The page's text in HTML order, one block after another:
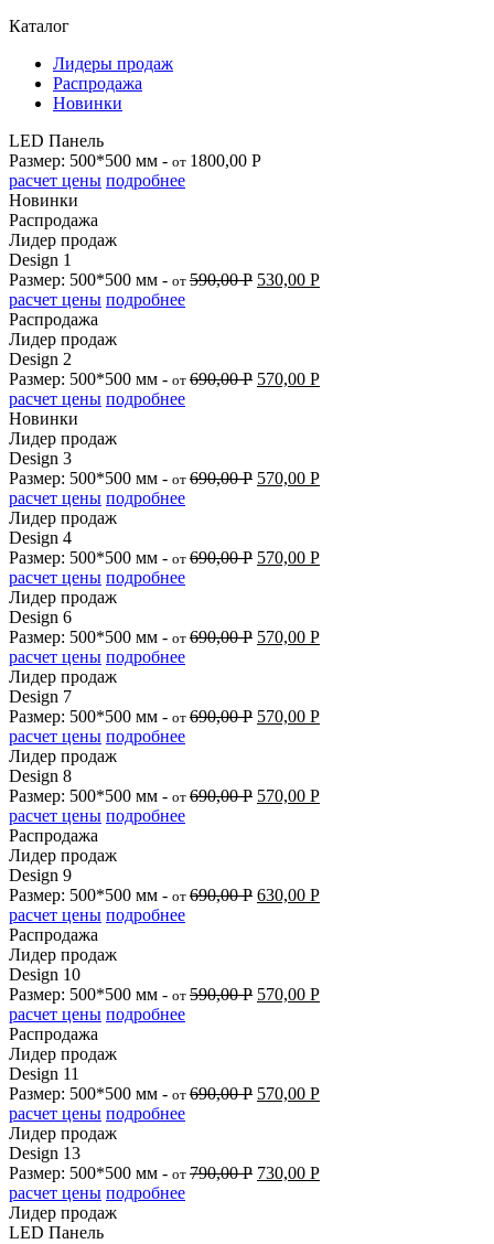
Каталог
Лидеры продаж
Распродажа
Новинки
LED Панель
Размер: 500*500 мм - от 1800,00 Р
расчет цены подробнее
Новинки
Распродажа
Лидер продаж
Design 1
Размер: 500*500 мм - от 590,00Р 530,00 Р
расчет цены подробнее
Распродажа
Лидер продаж
Design 2
Размер: 500*500 мм - от 690,00Р 570,00 Р
расчет цены подробнее
Новинки
Лидер продаж
Design 3
Размер: 500*500 мм - от 690,00Р 570,00 Р
расчет цены подробнее
Лидер продаж
Design 4
Размер: 500*500 мм - от 690,00Р 570,00 Р
расчет цены подробнее
Лидер продаж
Design 6
Размер: 500*500 мм - от 690,00Р 570,00 Р
расчет цены подробнее
Лидер продаж
Design 7
Размер: 500*500 мм - от 690,00Р 570,00 Р
расчет цены подробнее
Лидер продаж
Design 8
Размер: 500*500 мм - от 690,00Р 570,00 Р
расчет цены подробнее
Распродажа
Лидер продаж
Design 9
Размер: 500*500 мм - от 690,00Р 630,00 Р
расчет цены подробнее
Распродажа
Лидер продаж
Design 10
Размер: 500*500 мм - от 590,00Р 570,00 Р
расчет цены подробнее
Распродажа
Лидер продаж
Design 11
Размер: 500*500 мм - от 690,00Р 570,00 Р
расчет цены подробнее
Лидер продаж
Design 13
Размер: 500*500 мм - от 790,00Р 730,00 Р
расчет цены подробнее
Лидер продаж
LED Панель